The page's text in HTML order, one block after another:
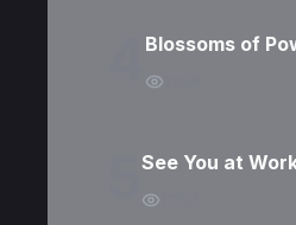
Blossoms of
See You at